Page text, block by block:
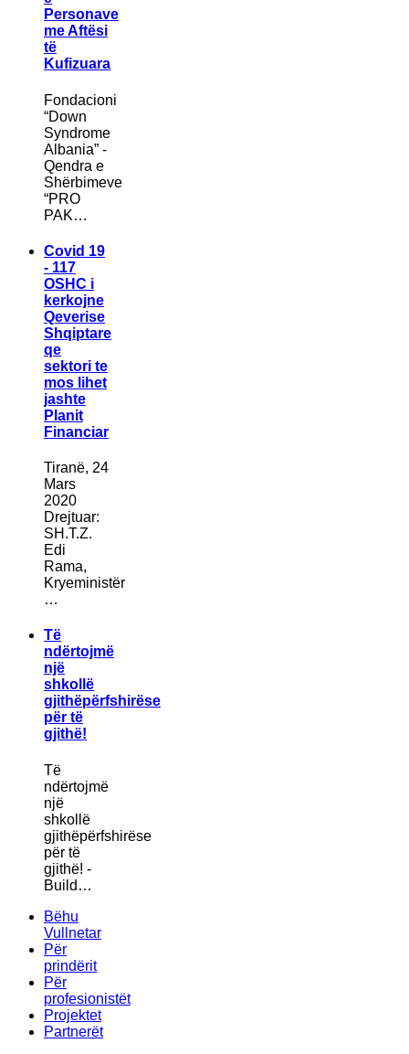
Personave
me Aftësi
të
Kufizuara
Fondacioni
“Down
Syndrome
Albania” -
Qendra e
Shërbimeve
“PRO
PAK…
Covid 19
- 117
OSHC i
kerkojne
Qeverise
Shqiptare
qe
sektori te
mos lihet
jashte
Planit
Financiar
Tiranë, 24
Mars
2020
Drejtuar:
SH.T.Z.
Edi
Rama,
Kryeministër
…
Të
ndërtojmë
një
shkollë
gjithëpërfshirëse
për të
gjithë!
Të
ndërtojmë
një
shkollë
gjithëpërfshirëse
për të
gjithë! -
Build…
Bëhu
Vullnetar
Për
prindërit
Për
profesionistët
Projektet
Partnerët